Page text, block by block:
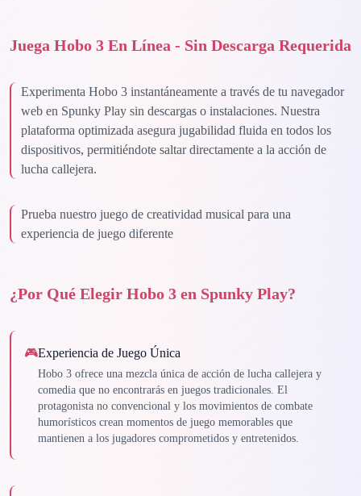
Juega Hobo 3 En Línea - Sin Descarga Requerida
Experimenta Hobo 3 instantáneamente a través de tu navegador
web en Spunky Play sin descargas o instalaciones. Nuestra
plataforma optimizada asegura jugabilidad fluida en todos los
dispositivos, permitiéndote saltar directamente a la acción de
lucha callejera.
Prueba nuestro juego de creatividad musical para una
experiencia de juego diferente
¿Por Qué Elegir Hobo 3 en Spunky Play?
🎮Experiencia de Juego Única
Hobo 3 ofrece una mezcla única de acción de lucha callejera y
comedia que no encontrarás en juegos tradicionales. El
protagonista no convencional y los movimientos de combate
humorísticos crean momentos de juego memorables que
mantienen a los jugadores comprometidos y entretenidos.